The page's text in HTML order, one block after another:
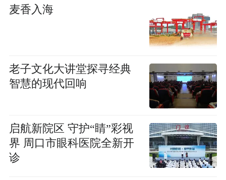
麦香入海
老子文化大讲堂探寻经典
智慧的现代回响
启航新院区 守护“睛”彩视
界 周口市眼科医院全新开
诊